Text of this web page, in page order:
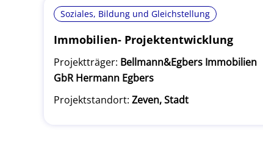
Soziales, Bildung und Gleichstellung
Immobilien- Projektentwicklung
Projektträger: Bellmann&Egbers Immobilien
GbR Hermann Egbers
Projektstandort: Zeven, Stadt